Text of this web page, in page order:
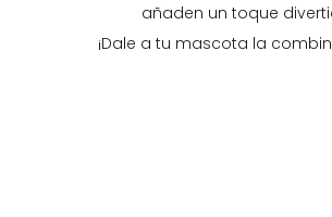
añaden un toque
¡Dale a tu mascota la